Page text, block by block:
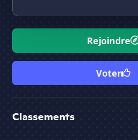
Rejoindre
Voter
Classements